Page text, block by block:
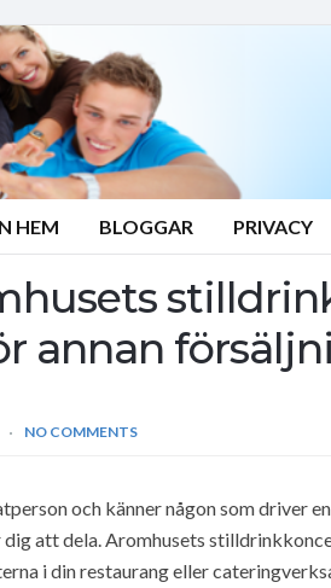
HEM BLOGGAR PRIVACY
annan
NO COMMENTS
och känner någon som driver
att dela. Aromhusets
i din restaurang eller